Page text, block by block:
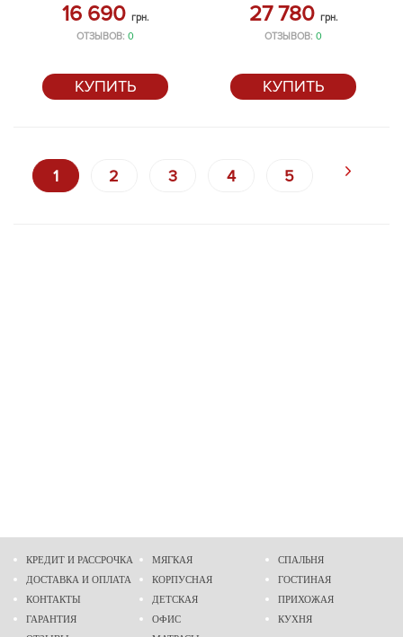
16 690 грн.
ОТЗЫВОВ:0
КУПИТЬ
27 780 грн.
ОТЗЫВОВ:0
КУПИТЬ
1 2 3 4 5
КРЕДИТ И РАССРОЧКА
ДОСТАВКА И ОПЛАТА
КОНТАКТЫ
ГАРАНТИЯ
МЯГКАЯ
КОРПУСНАЯ
ДЕТСКАЯ
ОФИС
СПАЛЬНЯ
ГОСТИНАЯ
ПРИХОЖАЯ
КУХНЯ